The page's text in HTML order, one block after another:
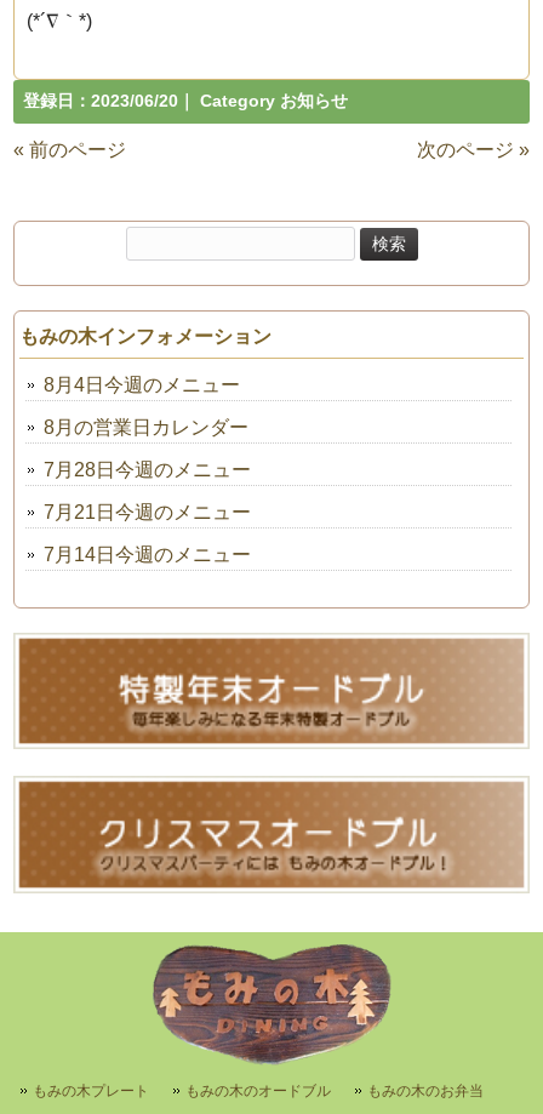
(*´∇｀*)
登録日：2023/06/20 ｜ Category お知らせ
« 前のページ 次のページ »
もみの木インフォメーション
8月4日今週のメニュー
8月の営業日カレンダー
7月28日今週のメニュー
7月21日今週のメニュー
7月14日今週のメニュー
もみの木プレート もみの木のオードブル もみの木のお弁当